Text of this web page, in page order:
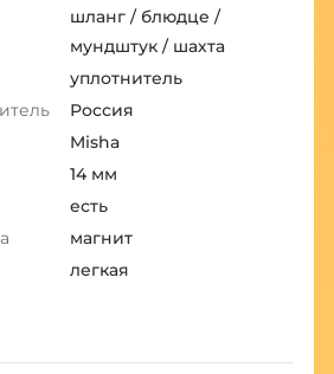
шланг / блюдце /
мундштук / шахта
уплотнитель
Россия
Misha
14 мм
есть
магнит
легкая